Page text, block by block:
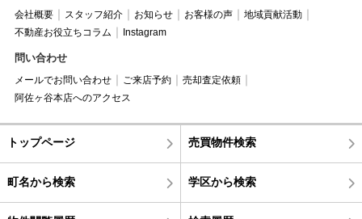
会社概要 スタッフ紹介 お知らせ お客様の声
地域貢献活動
不動産お役立ちコラム
Instagram
問い合わせ
メールでお問い合わせ ご来店予約
売却査定依頼
阿佐ヶ谷本店へのアクセス
トップページ 売買物件検索
町名から検索 学区から検索